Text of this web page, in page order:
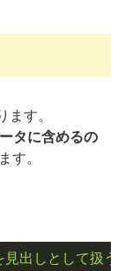
ます。
タに含めるの
す。
出しとして扱う